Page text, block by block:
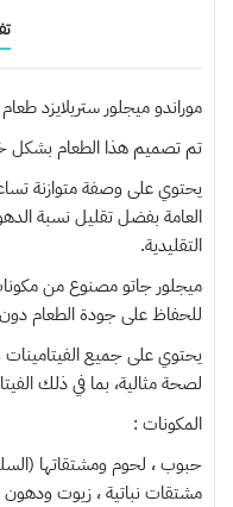
موراندو ميجلور ستريلايزد
تم تصميم هذا الطعام بشكل
يحتوي على وصفة متوازنة
التقليدية.
ميجلور جاتو مصنوع من
للحفاظ على جودة الطعام
يحتوي على جميع
لصحة مثالية، بما في ذلك
المكونات :
مشتقات نباتية ، زيوت ودهون